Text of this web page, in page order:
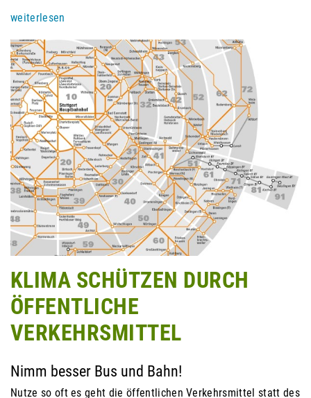
weiterlesen
KLIMA SCHÜTZEN DURCH
ÖFFENTLICHE
VERKEHRSMITTEL
Nimm besser Bus und Bahn!
Nutze so oft es geht die öffentlichen Verkehrsmittel statt des